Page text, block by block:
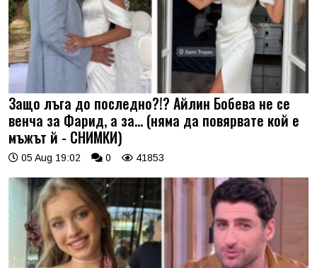
Защо лъга до последно?!? Айлин Бобева не се
венча за Фарид, а за... (няма да повярвате кой е
мъжът й - СНИМКИ)
05 Aug 19:02 0 41853